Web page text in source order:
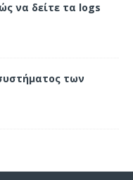
να δείτε τα logs
των